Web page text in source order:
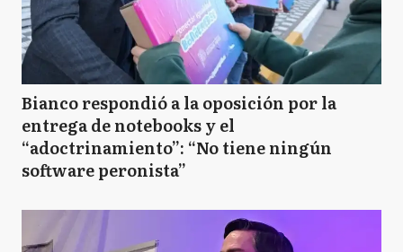
Bianco respondió a la oposición por la
entrega de notebooks y el
“adoctrinamiento”: “No tiene ningún
software peronista”